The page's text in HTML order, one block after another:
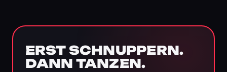
ERST SCHNUPPERN.
DANN TANZEN.